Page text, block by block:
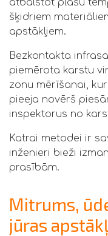
atbalstot plašu
šķidriem
apstākļiem.
Bezkontakta
piemērota karstu
zonu mērīšanai,
pieeja novērš
inspektorus no
Katrai metodei ir
inženieri bieži
prasībām.
Mitrums,
jūras